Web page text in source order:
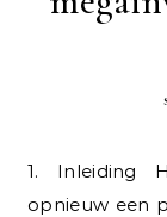
1. Inleiding Het afgelopen transferzomer was
opnieuw een